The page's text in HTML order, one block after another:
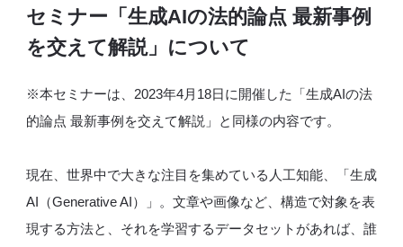
セミナー「生成AIの法的論点 最新事例
を交えて解説」について
※本セミナーは、2023年4月18日に開催した「生成AIの法
的論点 最新事例を交えて解説」と同様の内容です。
現在、世界中で大きな注目を集めている人工知能、「生成
AI（Generative AI）」。文章や画像など、構造で対象を表
現する方法と、それを学習するデータセットがあれば、誰